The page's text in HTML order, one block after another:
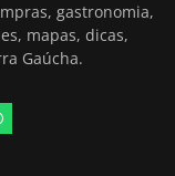
gastronomia,
mapas, dicas,
Gaúcha.